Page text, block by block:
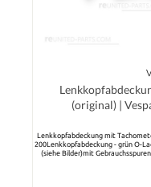
(original) |
Lenkkopfabdeckung mit
200Lenkkopfabdeckung - grün O-
(siehe Bilder)mit